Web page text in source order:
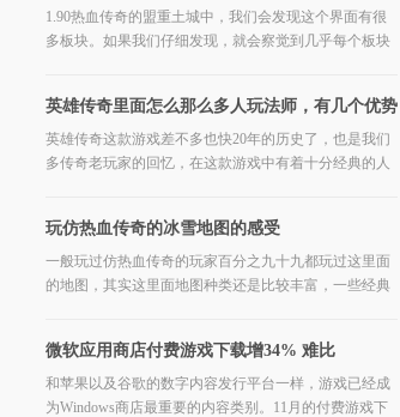
1.90热血传奇的盟重土城中，我们会发现这个界面有很
多板块。如果我们仔细发现，就会察觉到几乎每个板块
英雄传奇里面怎么那么多人玩法师，有几个优势
是
英雄传奇这款游戏差不多也快20年的历史了，也是我们
多传奇老玩家的回忆，在这款游戏中有着十分经典的人
玩仿热血传奇的冰雪地图的感受
一般玩过仿热血传奇的玩家百分之九十九都玩过这里面
的地图，其实这里面地图种类还是比较丰富，一些经典
微软应用商店付费游戏下载增34% 难比
Appstore
和苹果以及谷歌的数字内容发行平台一样，游戏已经成
为Windows商店最重要的内容类别。11月的付费游戏下